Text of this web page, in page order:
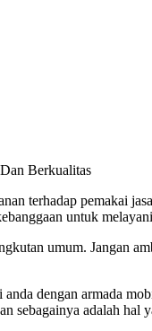
terhadap pemakai
untuk
umum. Jangan
dengan armada
sebagainya adalah